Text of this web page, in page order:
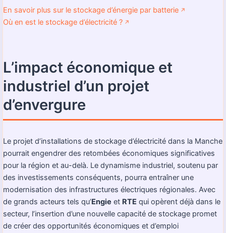
En savoir plus sur le stockage d’énergie par batterie ↗️
Où en est le stockage d’électricité ? ↗️
L’impact économique et
industriel d’un projet
d’envergure
Le projet d’installations de stockage d’électricité dans la Manche
pourrait engendrer des retombées économiques significatives
pour la région et au-delà. Le dynamisme industriel, soutenu par
des investissements conséquents, pourra entraîner une
modernisation des infrastructures électriques régionales. Avec
de grands acteurs tels qu’Engie et RTE qui opèrent déjà dans le
secteur, l’insertion d’une nouvelle capacité de stockage promet
de créer des opportunités économiques et d’emploi